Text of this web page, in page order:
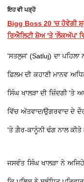
ਇਹ ਵੀ ਪੜ੍ਹੋ
Bigg Boss 20 'ਚ ਹੋਵੇਗੀ
ਰਿਐਲਿਟੀ ਸ਼ੋਅ 'ਤੇ 'ਲੌਕਅੱਪ'
'ਸਤਲੁਜ' (Satluj) ਦਾ
ਫ਼ਿਲਮ ਦੀ ਕਹਾਣੀ ਮਾਨਵ
ਸਿੰਘ ਖਾਲੜਾ ਦੀ ਜ਼ਿੰਦਗੀ 'ਤੇ
ਵਿੱਚ ਅੱਤਵਾਦ/ਉਗਰਵਾਦ ਦੇ
'ਤੇ ਗ਼ੈਰ-ਕਾਨੂੰਨੀ ਢੰਗ ਨਾਲ ਕੀਤੇ
ਜਸਵੰਤ ਸਿੰਘ ਖਾਲੜਾ ਨੇ